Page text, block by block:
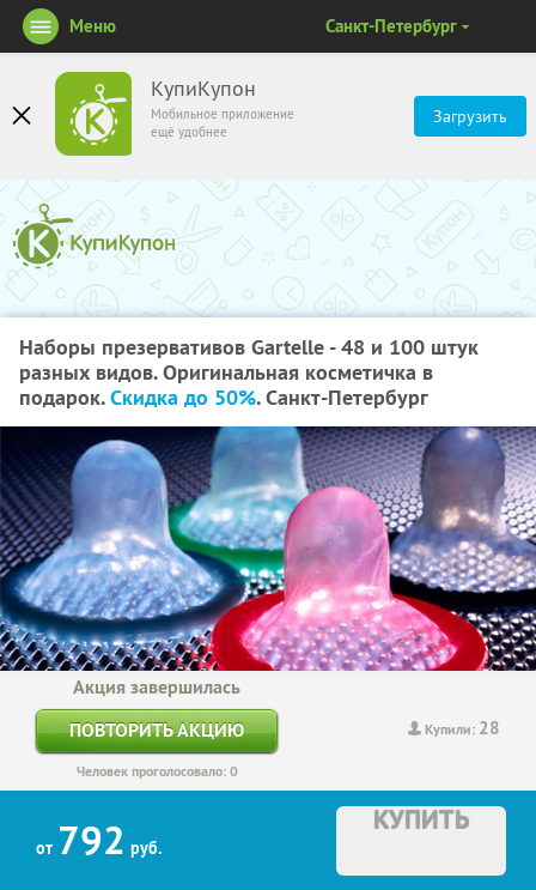
КупиКупон
Мобильное приложение
ещё удобнее
Загрузить
Меню Санкт-Петербург
Наборы презервативов Gartelle - 48 и 100 штук
разных видов. Оригинальная косметичка в
подарок.Скидка до 50%. Санкт-Петербург
Купили: 28
Акция завершилась
ПОВТОРИТЬ АКЦИЮ
Человек проголосовало: 0
от 792 руб.
КУПИТЬ